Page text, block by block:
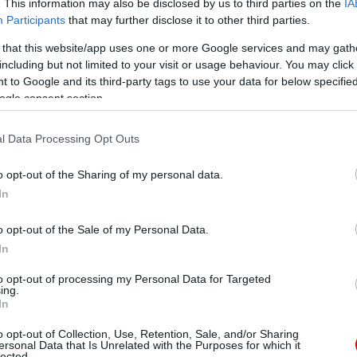
This information may also be disclosed by us to third parties on the
Participants that may further disclose it to other third parties.
that this website/app uses one or more Google services and may
but not limited to your visit or usage behaviour. You may
to Google and its third-party tags to use your data for below
consent section.
Data Processing Opt Outs
opt-out of the Sharing of my personal data.
opt-out of the Sale of my Personal Data.
opt-out of processing my Personal Data for Targeted
opt-out of Collection, Use, Retention, Sale, and/or Sharing
Data that Is Unrelated with the Purposes for which it
on is!
ésiOS-re!
működését!